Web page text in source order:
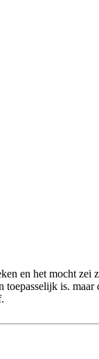
en het mocht zei
is. maar